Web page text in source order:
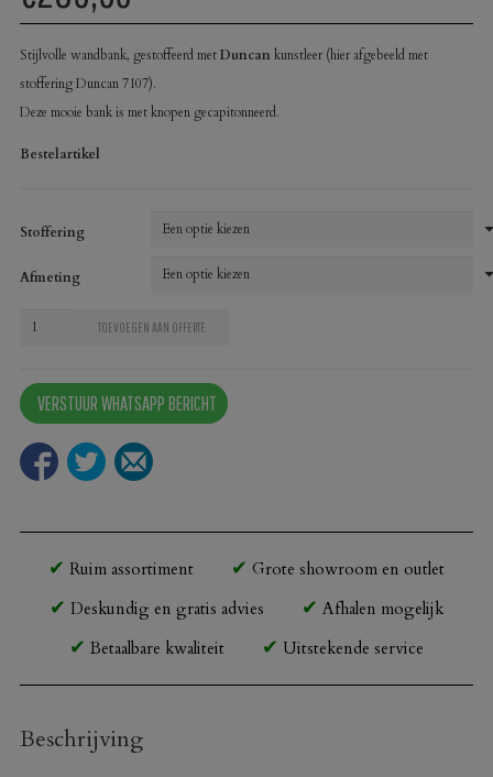
Stijlvolle wandbank, gestoffeerd metDuncankunstleer (hier afgebeeld met
stoffering Duncan 7107).
Deze mooie bank is met knopen gecapitonneerd.
Bestelartikel
Stoffering
Afmeting
Wandbank
aantal
TOEVOEGEN AAN OFFERTE
VERSTUUR WHATSAPP BERICHT
Ruim assortiment
Grote showroom en outlet
Deskundig en gratis advies
Afhalen mogelijk
Betaalbare kwaliteit
Uitstekende service
Beschrijving